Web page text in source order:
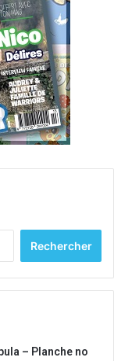
– Planche no